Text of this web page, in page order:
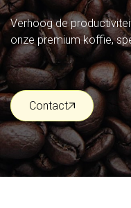
Verhoog de
onze premium koffie,
Contact
Contact